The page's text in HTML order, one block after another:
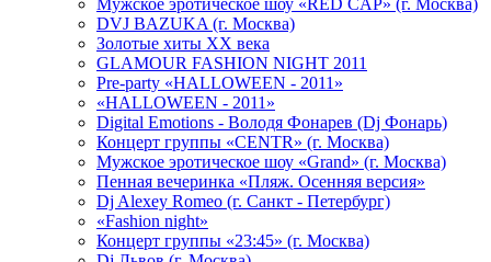
Мужское эротическое шоу «RED CAP» (г. Москва)
DVJ BAZUKA (г. Москва)
Золотые хиты XX века
GLAMOUR FASHION NIGHT 2011
Pre-party «HALLOWEEN - 2011»
«HALLOWEEN - 2011»
Digital Emotions - Володя Фонарев (Dj Фонарь)
Концерт группы «CENTR» (г. Москва)
Мужское эротическое шоу «Grand» (г. Москва)
Пенная вечеринка «Пляж. Осенняя версия»
Dj Alexey Romeo (г. Санкт - Петербург)
«Fashion night»
Концерт группы «23:45» (г. Москва)